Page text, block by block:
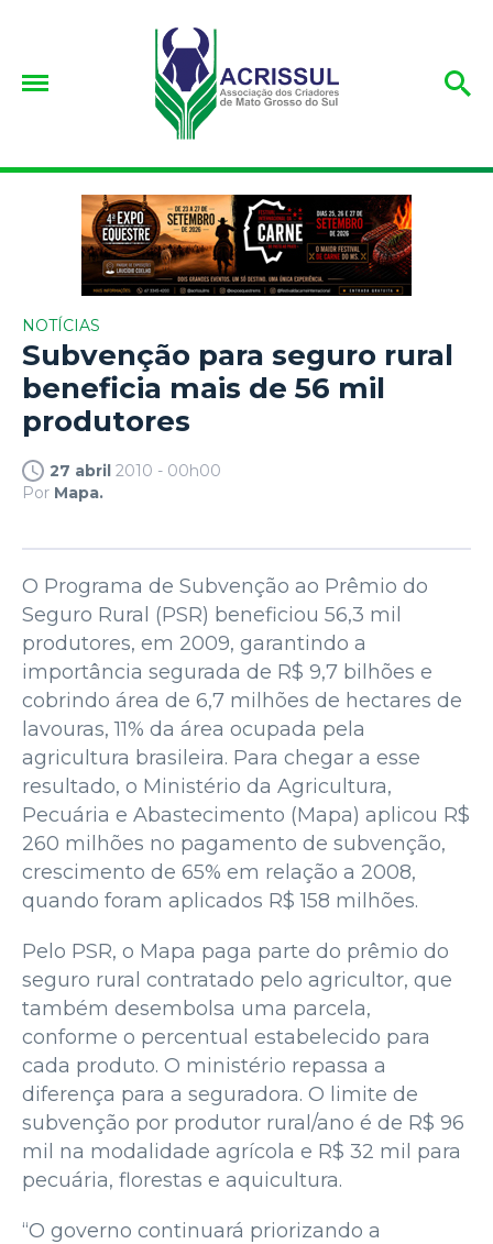
NOTÍCIAS
Subvenção para seguro rural
beneficia mais de 56 mil
produtores
27 abril 2010 - 00h00
Por Mapa.
O Programa de Subvenção ao Prêmio do
Seguro Rural (PSR) beneficiou 56,3 mil
produtores, em 2009, garantindo a
importância segurada de R$ 9,7 bilhões e
cobrindo área de 6,7 milhões de hectares de
lavouras, 11% da área ocupada pela
agricultura brasileira. Para chegar a esse
resultado, o Ministério da Agricultura,
Pecuária e Abastecimento (Mapa) aplicou R$
260 milhões no pagamento de subvenção,
crescimento de 65% em relação a 2008,
quando foram aplicados R$ 158 milhões.
Pelo PSR, o Mapa paga parte do prêmio do
seguro rural contratado pelo agricultor, que
também desembolsa uma parcela,
conforme o percentual estabelecido para
cada produto. O ministério repassa a
diferença para a seguradora. O limite de
subvenção por produtor rural/ano é de R$ 96
mil na modalidade agrícola e R$ 32 mil para
pecuária, florestas e aquicultura.
“O governo continuará priorizando a